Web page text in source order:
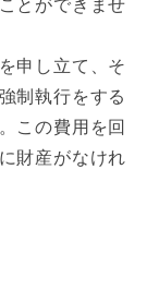
とができませ
申し立て、そ
制執行をする
この費用を回
産がなけれ